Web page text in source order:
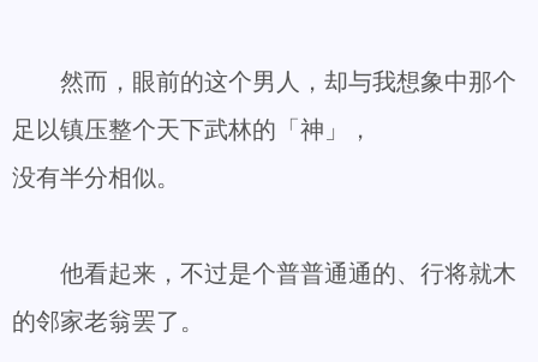
然而，眼前的这个男人，却与我想象中那个
足以镇压整个天下武林的「神」，
没有半分相似。
他看起来，不过是个普普通通的、行将就木
的邻家老翁罢了。